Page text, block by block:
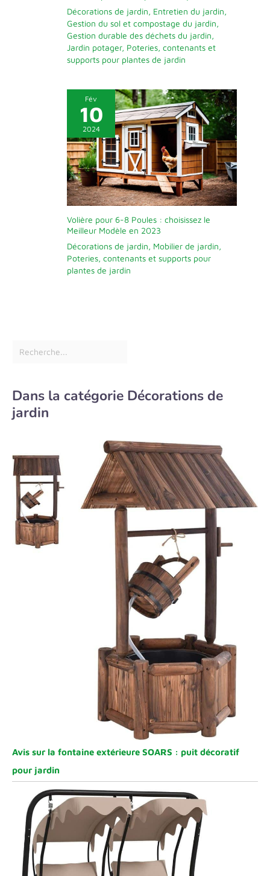
Décorations de jardin, Entretien du jardin,
Gestion du sol et compostage du jardin,
Gestion durable des déchets du jardin,
Jardin potager, Poteries, contenants et
supports pour plantes de jardin
Fév
10
2024
Volière pour 6-8 Poules : choisissez le
Meilleur Modèle en 2023
Décorations de jardin, Mobilier de jardin,
Poteries, contenants et supports pour
plantes de jardin
Dans la catégorie Décorations de
jardin
Avis sur la fontaine extérieure SOARS : puit décoratif
pour jardin